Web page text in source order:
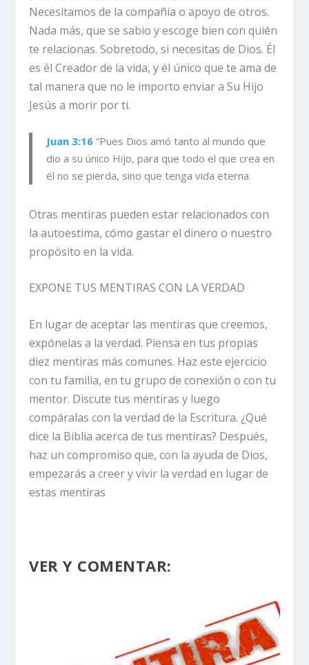
Necesitamos de la compañía o apoyo de otros.
Nada más, que se sabio y escoge bien con quién
te relacionas. Sobretodo, si necesitas de Dios. Él
es él Creador de la vida, y él único que te ama de
tal manera que no le importo enviar a Su Hijo
Jesús a morir por ti.
Juan 3:16 “Pues Dios amó tanto al mundo que
dio a su único Hijo, para que todo el que crea en
él no se pierda, sino que tenga vida eterna.
Otras mentiras pueden estar relacionados con
la autoestima, cómo gastar el dinero o nuestro
propósito en la vida.
EXPONE TUS MENTIRAS CON LA VERDAD
En lugar de aceptar las mentiras que creemos,
expónelas a la verdad. Piensa en tus propias
diez mentiras más comunes. Haz este ejercicio
con tu familia, en tu grupo de conexión o con tu
mentor. Discute tus mentiras y luego
compáralas con la verdad de la Escritura. ¿Qué
dice la Biblia acerca de tus mentiras? Después,
haz un compromiso que, con la ayuda de Dios,
empezarás a creer y vivir la verdad en lugar de
estas mentiras
VER Y COMENTAR: